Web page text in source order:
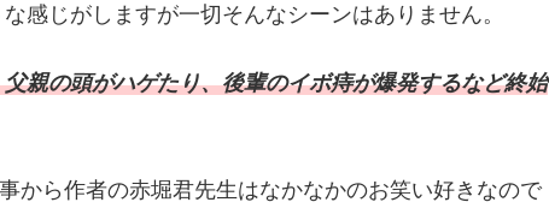
感じがしますが一切そんなシーンはありません。
親の頭がハゲたり、後輩のイボ痔が爆発するなど終始
から作者の赤堀君先生はなかなかのお笑い好きなので